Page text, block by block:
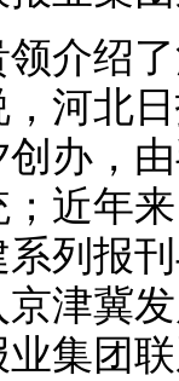
绍了
，河北
创办，
近年
列报
津冀
集团